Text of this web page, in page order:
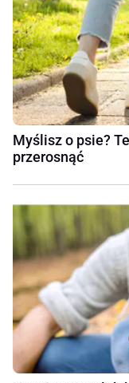
Myślisz o psie?
przerosnąć